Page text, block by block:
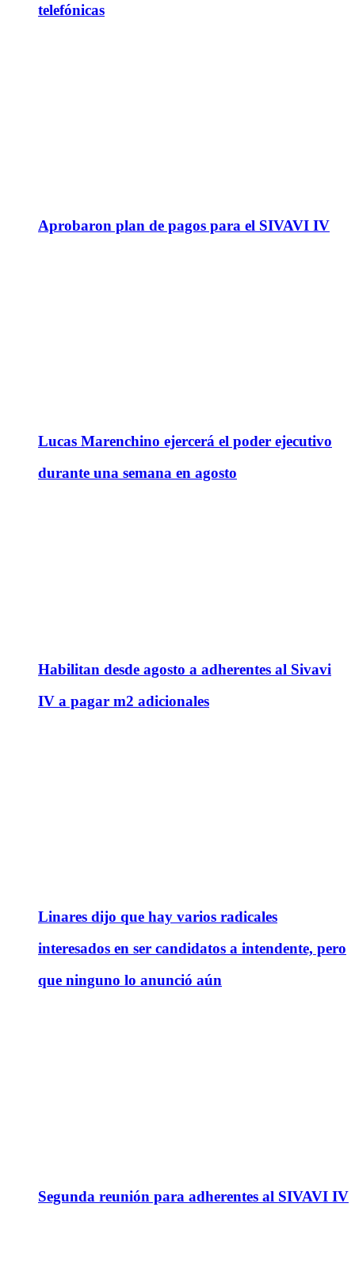
telefónicas
Aprobaron plan de pagos para el SIVAVI IV
Lucas Marenchino ejercerá el poder ejecutivo
durante una semana en agosto
Habilitan desde agosto a adherentes al Sivavi
IV a pagar m2 adicionales
Linares dijo que hay varios radicales
interesados en ser candidatos a intendente, pero
que ninguno lo anunció aún
Segunda reunión para adherentes al SIVAVI IV